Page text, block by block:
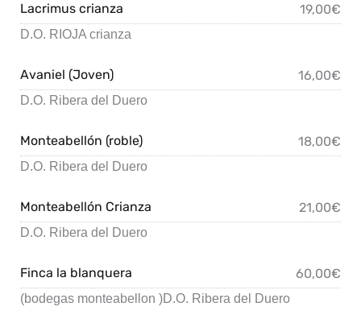
Lacrimus crianza 19,00€
D.O. RIOJA crianza
Avaniel (Joven) 16,00€
D.O. Ribera del Duero
Monteabellón (roble) 18,00€
D.O. Ribera del Duero
Monteabellón Crianza 21,00€
D.O. Ribera del Duero
Finca la blanquera 60,00€
(bodegas monteabellon )D.O. Ribera del Duero